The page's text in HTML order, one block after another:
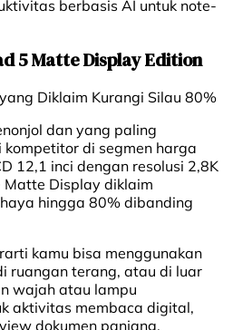
berbasis AI untuk note-
5 Matte Display Edition
Diklaim Kurangi Silau 80%
dan yang paling
di segmen harga
12,1 inci dengan resolusi 2,8K
Display diklaim
hingga 80% dibanding
kamu bisa menggunakan
ruangan terang, atau di luar
wajah atau lampu
aktivitas membaca digital,
dokumen panjang,